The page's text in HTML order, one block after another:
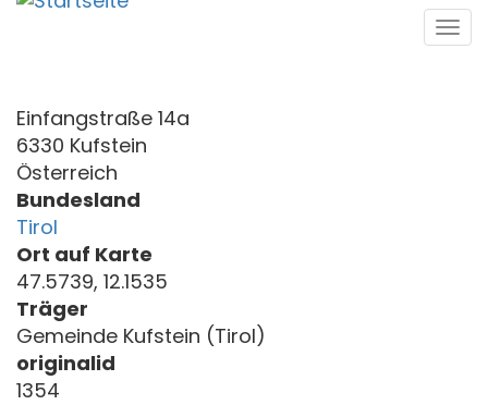
Direkt
Einfangstraße 14a
6330 Kufstein
Österreich
Bundesland
Tirol
Ort auf Karte
47.5739, 12.1535
Träger
Gemeinde Kufstein (Tirol)
originalid
1354